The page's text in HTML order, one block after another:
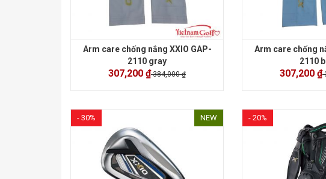
Arm care chống nắng XXIO GAP-
2110 gray
307,200 ₫384,000 ₫
Arm care chống
2110
307,200 ₫
- 30% NEW - 20%